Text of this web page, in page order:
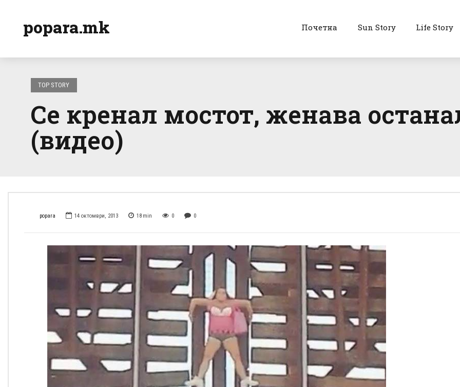
popara.mk Почетна Sun Story Life Story
TOP STORY
Се кренал мостот, женава
(видео)
popara 14 октомври, 2013 18 min 0 0